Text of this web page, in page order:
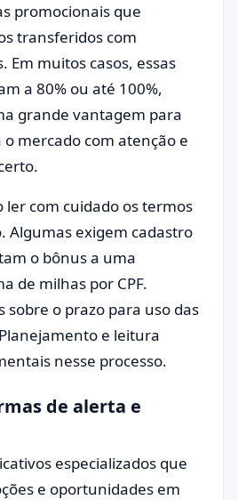
promocionais que
transferidos com
Em muitos casos, essas
a 80% ou até 100%,
grande vantagem para
mercado com atenção e
ler com cuidado os termos
Algumas exigem cadastro
o bônus a uma
de milhas por CPF.
sobre o prazo para uso das
e leitura
nesse processo.
de alerta e
especializados que
e oportunidades em